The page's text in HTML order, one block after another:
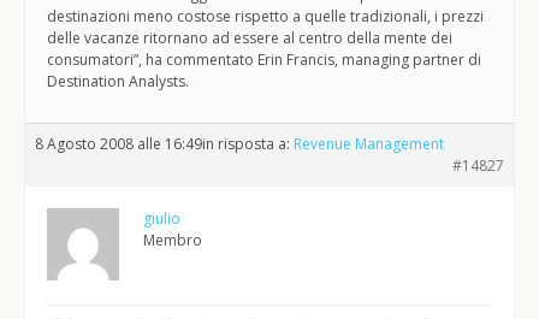
destinazioni meno costose rispetto a quelle tradizionali, i prezzi
delle vacanze ritornano ad essere al centro della mente dei
consumatori”, ha commentato Erin Francis, managing partner di
Destination Analysts.
8 Agosto 2008 alle 16:49in risposta a: Revenue Management
#14827
giulio
Membro